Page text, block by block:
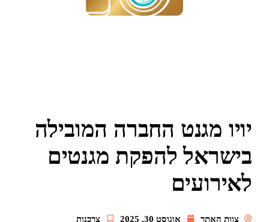
יויו מגנט החברה המובילה
בישראל להפקת מגנטים
לאירועים
צוות האתר אוגוסט 30, 2025 צרכנות